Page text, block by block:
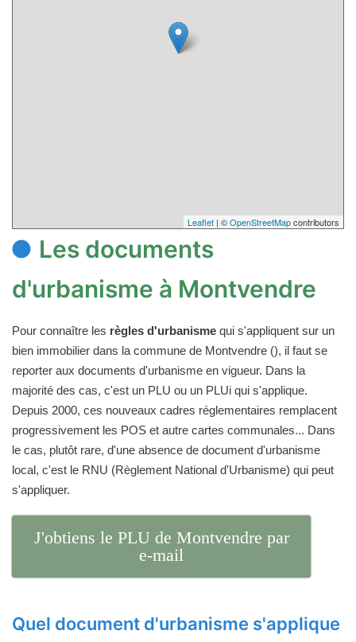
Leaflet | ©OpenStreetMapcontributors
Les documents
d'urbanisme à Montvendre
Pour connaître les règles d'urbanisme qui s'appliquent sur un
bien immobilier dans la commune de Montvendre (), il faut se
reporter aux documents d'urbanisme en vigueur. Dans la
majorité des cas, c'est un PLU ou un PLUi qui s'applique.
Depuis 2000, ces nouveaux cadres réglementaires remplacent
progressivement les POS et autre cartes communales... Dans
le cas, plutôt rare, d'une absence de document d'urbanisme
local, c'est le RNU (Règlement National d'Urbanisme) qui peut
s'appliquer.
J'obtiens le PLU de Montvendre par
e-mail
Quel document d'urbanisme s'applique